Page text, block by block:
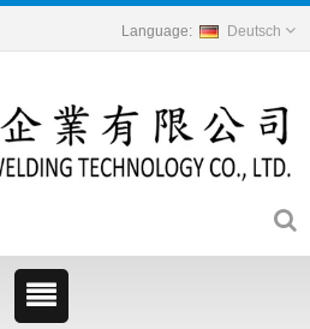
Deutsch